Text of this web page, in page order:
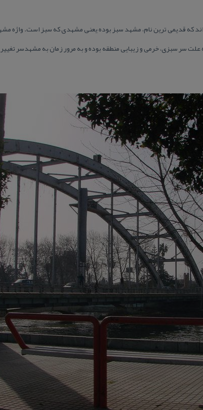
قدیمی ترین نام، مشهد سبز بوده یعنی مشهدی كه سبز است. واژه
علت سر سبزی، خرمی و زیبایی منطقه بوده و به مرور زمان به مشهدسر